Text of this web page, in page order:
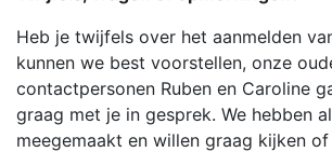
Heb je twijfels over het aanmelden
kunnen we best voorstellen, onze
contactpersonen Ruben en Caroline
graag met je in gesprek. We hebben
meegemaakt en willen graag kijken